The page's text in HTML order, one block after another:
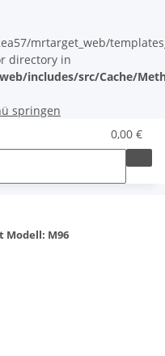
mrtarget_web/
directory in
includes/src/Cache/
springen
0,00 €
M96